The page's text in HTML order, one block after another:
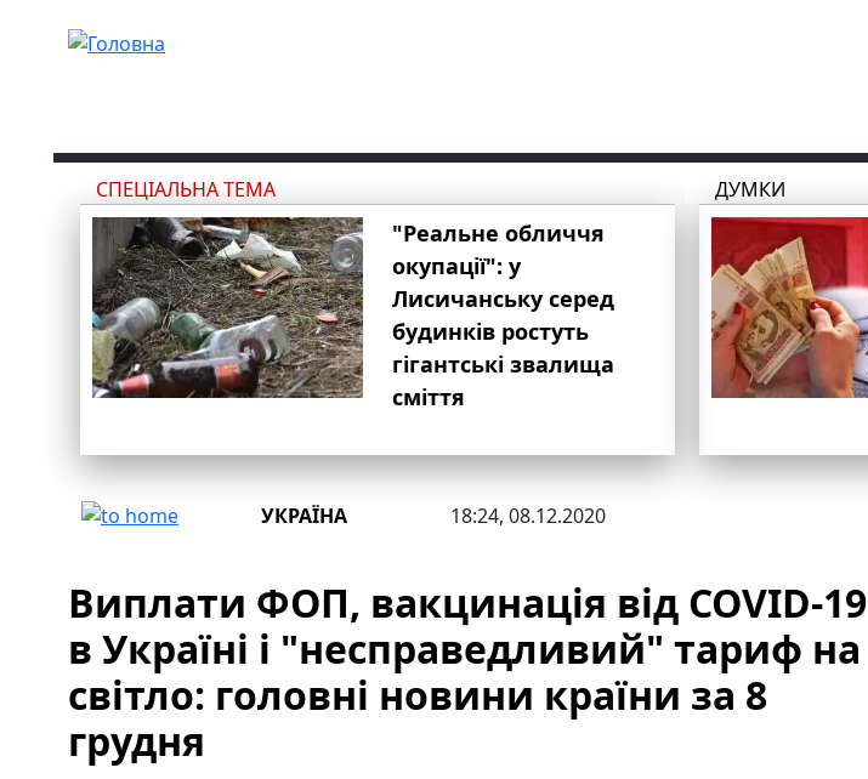
СПЕЦІАЛЬНА ТЕМА
"Реальне обличчя
окупації": у
Лисичанську серед
будинків ростуть
гігантські звалища
сміття
ДУМКИ
УКРАЇНА 18:24, 08.12.2020
Виплати ФОП, вакцинація від COVID-19
в Україні і "несправедливий" тариф на
світло: головні новини країни за 8
грудня